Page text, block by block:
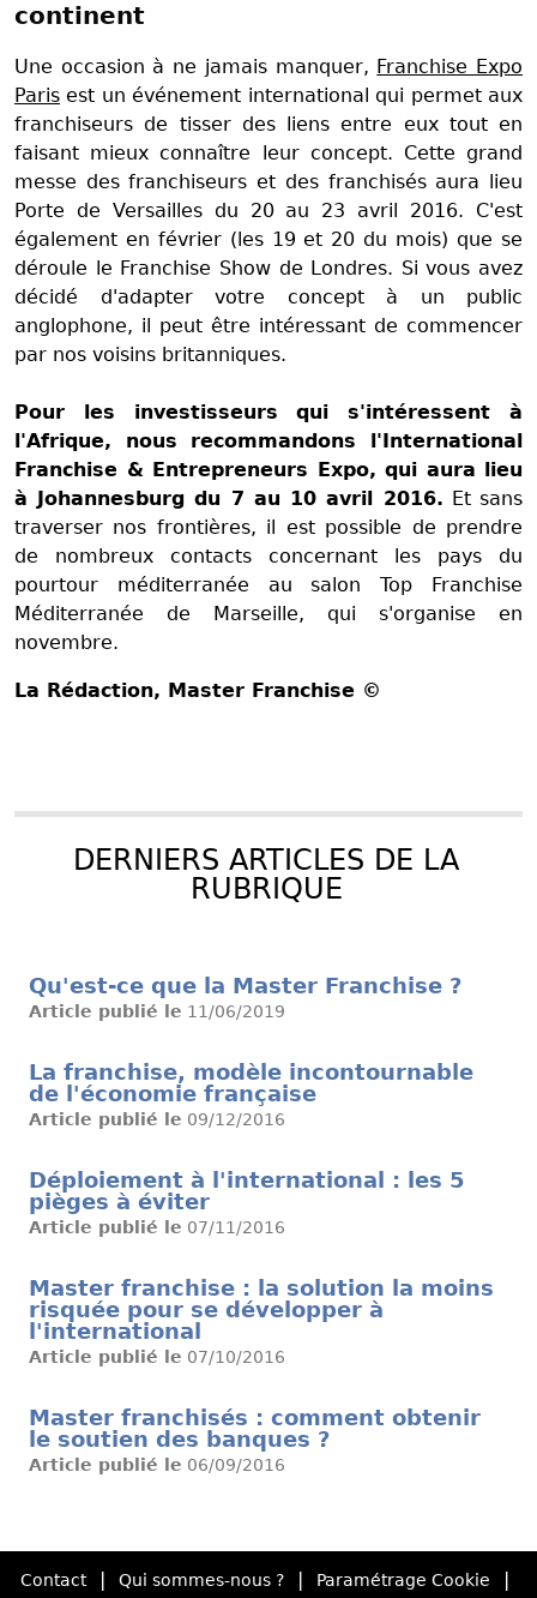
continent
Une occasion à ne jamais manquer, Franchise Expo
Paris est un événement international qui permet aux
franchiseurs de tisser des liens entre eux tout en
faisant mieux connaître leur concept. Cette grand
messe des franchiseurs et des franchisés aura lieu
Porte de Versailles du 20 au 23 avril 2016. C'est
également en février (les 19 et 20 du mois) que se
déroule le Franchise Show de Londres. Si vous avez
décidé d'adapter votre concept à un public
anglophone, il peut être intéressant de commencer
par nos voisins britanniques.
Pour les investisseurs qui s'intéressent à
l'Afrique, nous recommandons l'International
Franchise & Entrepreneurs Expo, qui aura lieu
à Johannesburg du 7 au 10 avril 2016. Et sans
traverser nos frontières, il est possible de prendre
de nombreux contacts concernant les pays du
pourtour méditerranée au salon Top Franchise
Méditerranée de Marseille, qui s'organise en
novembre.
La Rédaction, Master Franchise ©
DERNIERS ARTICLES DE LA
RUBRIQUE
Qu'est-ce que la Master Franchise ?
Article publié le 11/06/2019
La franchise, modèle incontournable
de l'économie française
Article publié le 09/12/2016
Déploiement à l'international : les 5
pièges à éviter
Article publié le 07/11/2016
Master franchise : la solution la moins
risquée pour se développer à
l'international
Article publié le 07/10/2016
Master franchisés : comment obtenir
le soutien des banques ?
Article publié le 06/09/2016
Contact Qui sommes-nous ? Paramétrage Cookie